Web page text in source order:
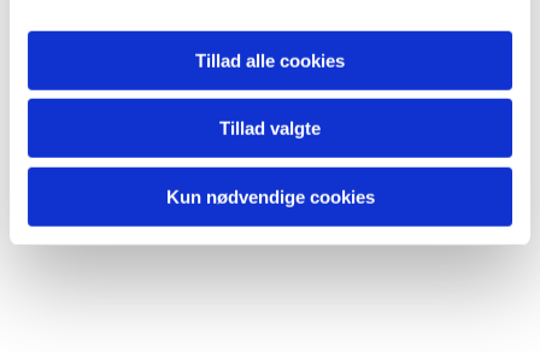
Tillad alle cookies
Tillad valgte
Kun nødvendige cookies